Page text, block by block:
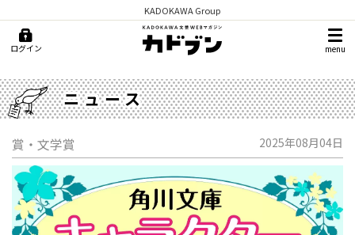
KADOKAWA Group
ログイン menu
ニュース
賞・文学賞 2025年08月04日